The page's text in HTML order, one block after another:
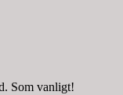
Som vanligt!